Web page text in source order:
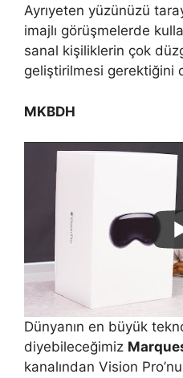
Ayrıyeten yüzünüzü
imajlı görüşmelerde
sanal kişiliklerin çok
geliştirilmesi gerektiğini
MKBDH
Dünyanın en büyük
diyebileceğimiz
kanalından Vision